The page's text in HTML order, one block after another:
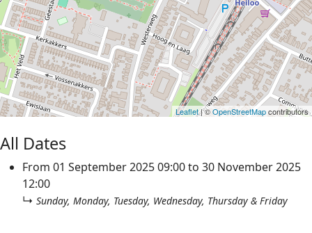
Leaflet| ©OpenStreetMapcontributors
All Dates
From 01 September 202509:00to 30 November 2025
12:00
↳ Sunday, Monday, Tuesday, Wednesday, Thursday & Friday